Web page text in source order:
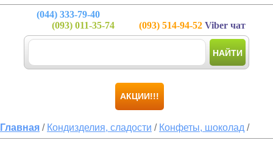
(044) 333-79-40
(093) 011-35-74 (093) 514-94-52 Viber чат
НАЙТИ
АКЦИИ!!!
Главная / Кондизделия, сладости / Конфеты, шоколад /